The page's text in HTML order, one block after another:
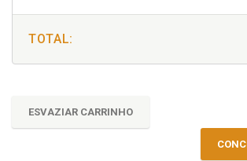
TOTAL:
ESVAZIAR CARRINHO